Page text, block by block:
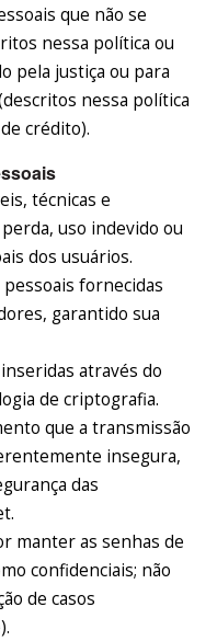
que não se
nessa política ou
pela justiça ou para
nessa política
crédito).
técnicas e
uso indevido ou
dos usuários.
fornecidas
garantido sua
através do
de criptografia.
que a transmissão
insegura,
das
manter as senhas de
confidenciais; não
de casos